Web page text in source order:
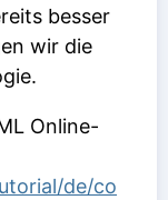
besser
wir die
Online-
de/co